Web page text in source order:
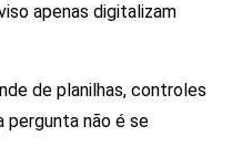
apenas digitalizam
de planilhas, controles
pergunta não é se